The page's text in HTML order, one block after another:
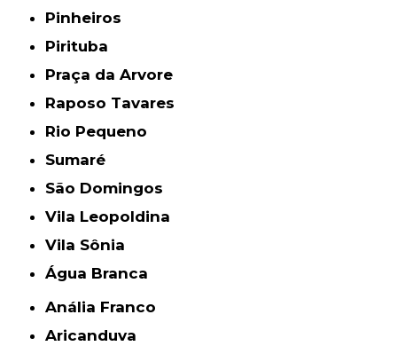
Pinheiros
Pirituba
Praça da Arvore
Raposo Tavares
Rio Pequeno
Sumaré
São Domingos
Vila Leopoldina
Vila Sônia
Água Branca
Anália Franco
Aricanduva